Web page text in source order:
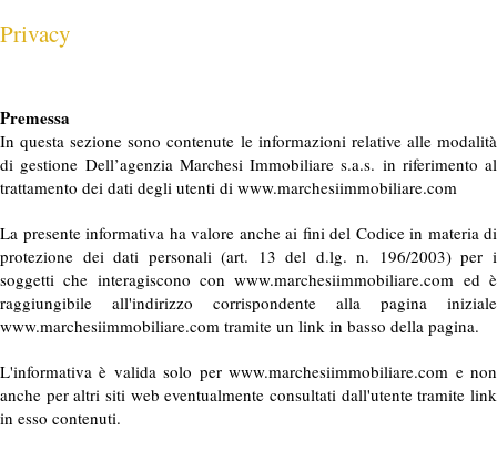
Privacy
Premessa
In questa sezione sono contenute le informazioni relative alle modalità
di gestione Dell’agenzia Marchesi Immobiliare s.a.s. in riferimento al
trattamento dei dati degli utenti di www.marchesiimmobiliare.com
La presente informativa ha valore anche ai fini del Codice in materia di
protezione dei dati personali (art. 13 del d.lg. n. 196/2003) per i
soggetti che interagiscono con www.marchesiimmobiliare.com ed è
raggiungibile all'indirizzo corrispondente alla pagina iniziale
www.marchesiimmobiliare.com tramite un link in basso della pagina.
L'informativa è valida solo per www.marchesiimmobiliare.com e non
anche per altri siti web eventualmente consultati dall'utente tramite link
in esso contenuti.